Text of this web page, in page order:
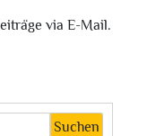
via E-Mail.
Suchen